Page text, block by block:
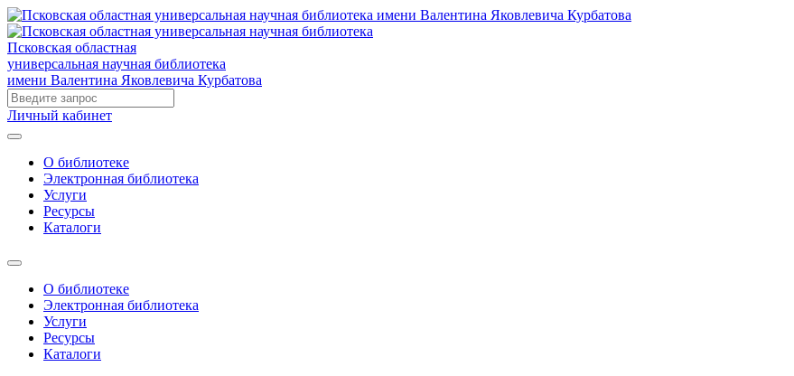
Псковская областная
универсальная научная библиотека
имени Валентина Яковлевича Курбатова
Личный кабинет
О библиотеке
Электронная библиотека
Услуги
Ресурсы
Каталоги
О библиотеке
Электронная библиотека
Услуги
Ресурсы
Каталоги